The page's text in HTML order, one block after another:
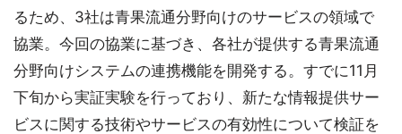
るため、3社は青果流通分野向けのサービスの領域で
協業。今回の協業に基づき、各社が提供する青果流通
分野向けシステムの連携機能を開発する。すでに11月
下旬から実証実験を行っており、新たな情報提供サー
ビスに関する技術やサービスの有効性について検証を